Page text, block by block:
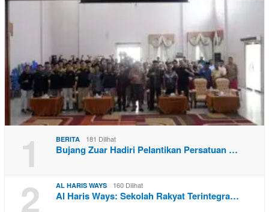
1 BERITA 181 Dilihat
Bujang Zuar Hadiri Pelantikan Persatuan …
2 AL HARIS WAYS 160 Dilihat
Al Haris Ways: Sekolah Rakyat Terintegra…